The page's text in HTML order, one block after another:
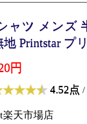
ャツ メンズ
地 Printstar プ
円
4.52点 /
楽天市場店